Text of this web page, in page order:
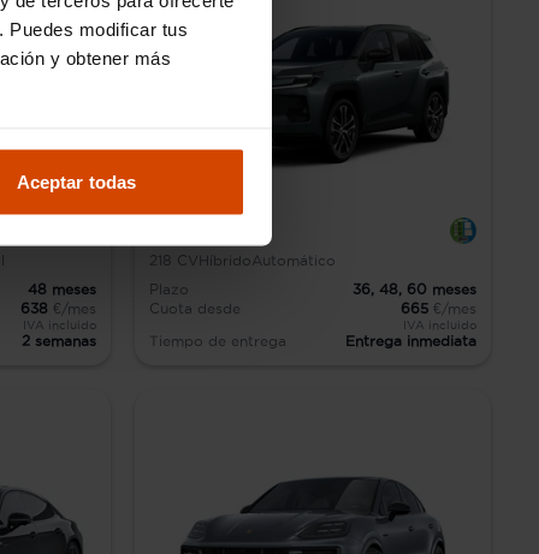
Puedes modificar tus
y obtener más
Aceptar todas
48 meses
638 €/mes
IVA incluido
2 semanas
218 CV HíbridoAutomático
Plazo
36, 48, 60 meses
Cuota desde
665 €/mes
IVA incluido
Tiempo de entrega Entrega inmediata